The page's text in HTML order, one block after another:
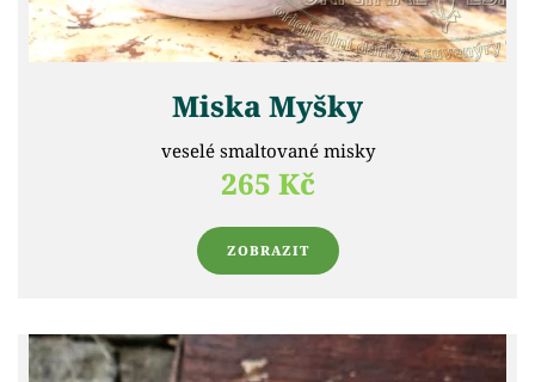
Miska Myšky
veselé smaltované misky
265 Kč
ZOBRAZIT